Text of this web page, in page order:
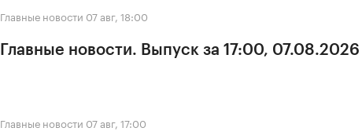
Главные новости 07 авг, 18:00
Главные новости. Выпуск за 17:00, 07.08.2026
Главные новости 07 авг, 17:00